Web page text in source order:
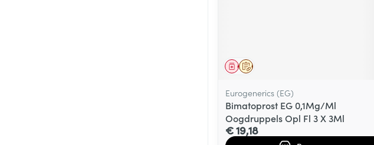
Op voorschrift
Geneesmiddel
Eurogenerics (EG)
Bimatoprost EG 0,1Mg/Ml
Oogdruppels Opl Fl 3 X 3Ml
€ 19,18